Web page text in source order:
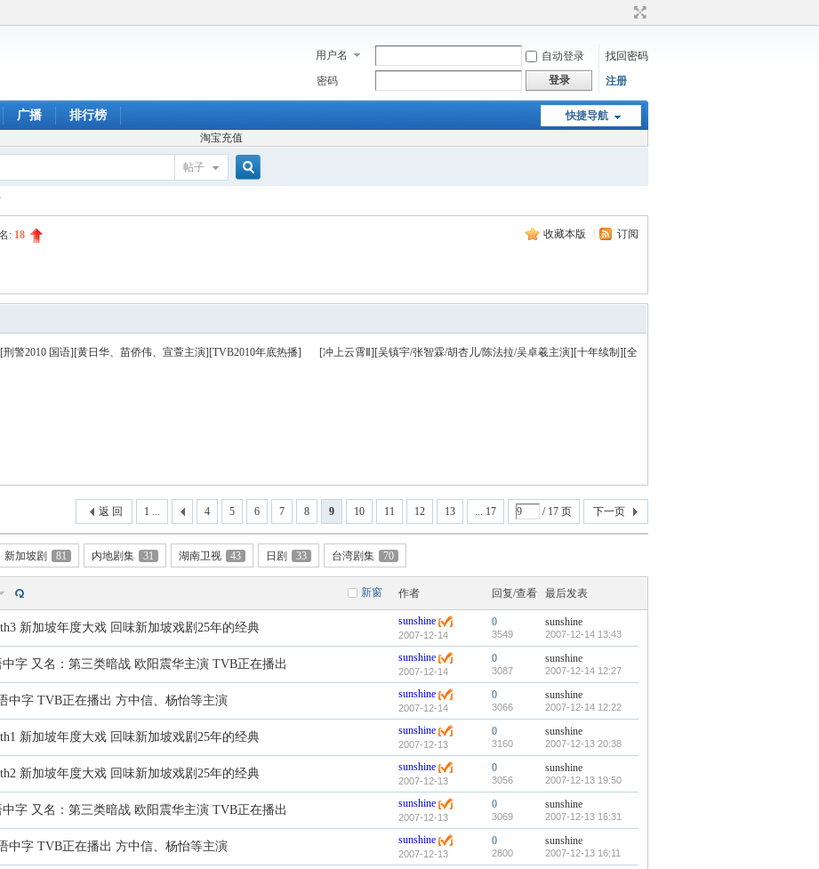
用户名 自动登录
找回密码
密码
登录 注册
快捷导航
广播 排行榜
淘宝充值
帖子
收藏本版 订阅
: 18
[刑警2010 国语][黄日华、苗侨伟、宣萱主演][TVB2010年底热播]
[冲上云霄Ⅱ][吴镇宇/张智霖/胡杏儿/陈法拉/吴卓羲主演][十年续制][全
1 ... 4 5 6 7 8 9 10 11 12 13 ... 17 / 17 页 下一页
返 回
新加坡剧 81 内地剧集 31 湖南卫视 43 日剧 33 台湾剧集 70
新窗 作者 回复/查看 最后发表
新加坡年度大戏 回味新加坡戏剧25年的经典 sunshine
2007-12-14
0
3549
sunshine
2007-12-14 13:43
中字 又名：第三类暗战 欧阳震华主演 TVB正在播出 sunshine
2007-12-14
0
3087
sunshine
2007-12-14 12:27
中字 TVB正在播出 方中信、杨怡等主演 sunshine
2007-12-14
0
3066
sunshine
2007-12-14 12:22
新加坡年度大戏 回味新加坡戏剧25年的经典 sunshine
2007-12-13
0
3160
sunshine
2007-12-13 20:38
新加坡年度大戏 回味新加坡戏剧25年的经典 sunshine
2007-12-13
0
3056
sunshine
2007-12-13 19:50
中字 又名：第三类暗战 欧阳震华主演 TVB正在播出 sunshine
2007-12-13
0
3069
sunshine
2007-12-13 16:31
中字 TVB正在播出 方中信、杨怡等主演 sunshine
2007-12-13
0
2800
sunshine
2007-12-13 16:11